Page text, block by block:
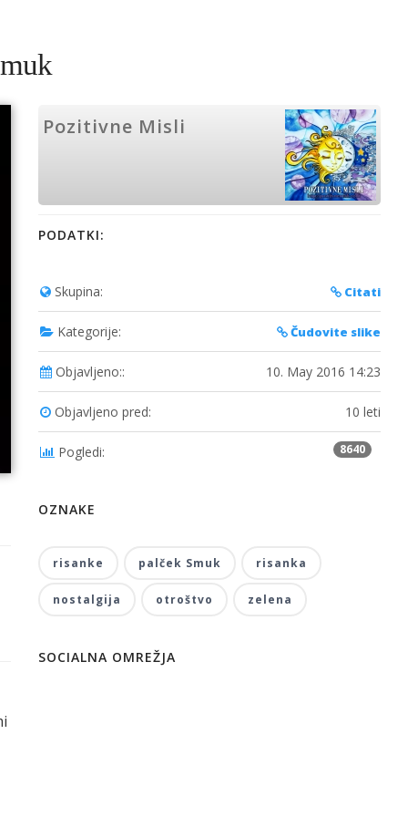
Pozitivne Misli
PODATKI:
Skupina: Citati
Kategorije: Čudovite slike
Objavljeno:: 10. May 2016 14:23
Objavljeno pred: 10 leti
Pogledi: 8640
OZNAKE
risanke palček Smuk risanka
nostalgija otroštvo zelena
SOCIALNA OMREŽJA